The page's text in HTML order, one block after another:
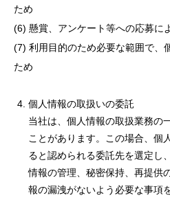
ため
(6) 懸賞、アンケート等への応募に
(7) 利用目的のため必要な範囲で、
ため
個人情報の取扱いの委託
当社は、個人情報の取扱業務の
ことがあります。この場合、個
ると認められる委託先を選定し
情報の管理、秘密保持、再提供
報の漏洩がないよう必要な事項